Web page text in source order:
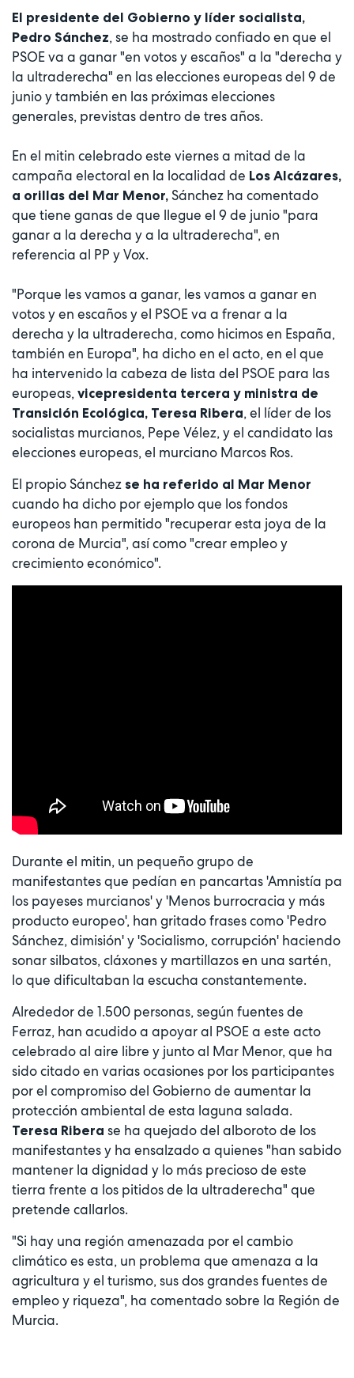
El presidente del Gobierno y líder socialista,
Pedro Sánchez, se ha mostrado confiado en que el
PSOE va a ganar "en votos y escaños" a la "derecha y
la ultraderecha" en las elecciones europeas del 9 de
junio y también en las próximas elecciones
generales, previstas dentro de tres años.
En el mitin celebrado este viernes a mitad de la
campaña electoral en la localidad de Los Alcázares,
a orillas del Mar Menor, Sánchez ha comentado
que tiene ganas de que llegue el 9 de junio "para
ganar a la derecha y a la ultraderecha", en
referencia al PP y Vox.
"Porque les vamos a ganar, les vamos a ganar en
votos y en escaños y el PSOE va a frenar a la
derecha y la ultraderecha, como hicimos en España,
también en Europa", ha dicho en el acto, en el que
ha intervenido la cabeza de lista del PSOE para las
europeas, vicepresidenta tercera y ministra de
Transición Ecológica, Teresa Ribera, el líder de los
socialistas murcianos, Pepe Vélez, y el candidato las
elecciones europeas, el murciano Marcos Ros.
El propio Sánchez se ha referido al Mar Menor
cuando ha dicho por ejemplo que los fondos
europeos han permitido "recuperar esta joya de la
corona de Murcia", así como "crear empleo y
crecimiento económico".
Durante el mitin, un pequeño grupo de
manifestantes que pedían en pancartas 'Amnistía pa
los payeses murcianos' y 'Menos burrocracia y más
producto europeo', han gritado frases como 'Pedro
Sánchez, dimisión' y 'Socialismo, corrupción' haciendo
sonar silbatos, cláxones y martillazos en una sartén,
lo que dificultaban la escucha constantemente.
Alrededor de 1.500 personas, según fuentes de
Ferraz, han acudido a apoyar al PSOE a este acto
celebrado al aire libre y junto al Mar Menor, que ha
sido citado en varias ocasiones por los participantes
por el compromiso del Gobierno de aumentar la
protección ambiental de esta laguna salada.
Teresa Ribera se ha quejado del alboroto de los
manifestantes y ha ensalzado a quienes "han sabido
mantener la dignidad y lo más precioso de este
tierra frente a los pitidos de la ultraderecha" que
pretende callarlos.
"Si hay una región amenazada por el cambio
climático es esta, un problema que amenaza a la
agricultura y el turismo, sus dos grandes fuentes de
empleo y riqueza", ha comentado sobre la Región de
Murcia.